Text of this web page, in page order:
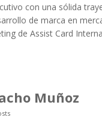
con una sólida
de marca en
de Assist Card
Muñoz